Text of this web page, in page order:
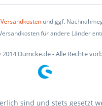
Versandkostenund ggf.
für andere Länder
Dumcke.de - Alle Rechte
sind und stets gesetzt